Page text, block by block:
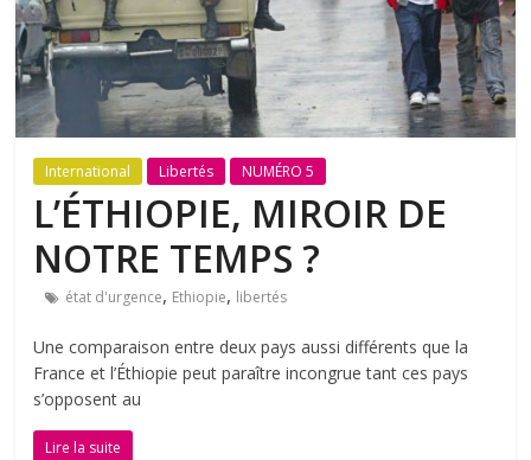
International Libertés NUMÉRO 5
L’ÉTHIOPIE, MIROIR DE
NOTRE TEMPS ?
état d'urgence, Ethiopie, libertés
Une comparaison entre deux pays aussi différents que la
France et l’Éthiopie peut paraître incongrue tant ces pays
s’opposent au
Lire la suite